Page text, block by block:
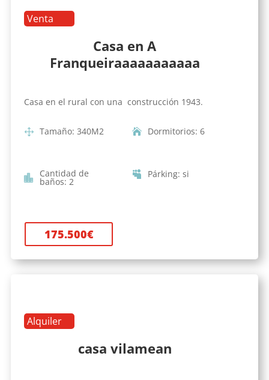
Venta
Casa en A
Franqueiraaaaaaaaaaa
Casa en el rural con una construcción 1943.
Tamaño: 340M2 Dormitorios: 6
Cantidad de
baños: 2
Párking: si
175.500€
Alquiler
casa vilamean